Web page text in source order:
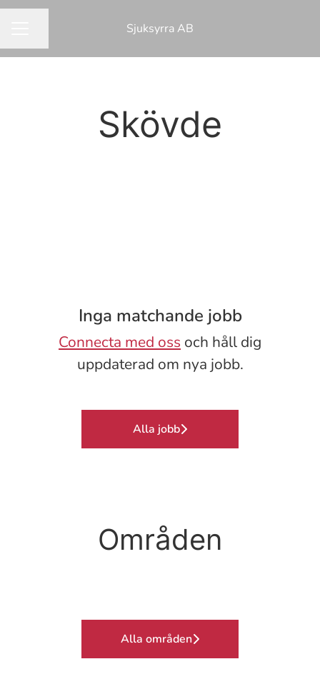
Sjuksyrra AB
Skövde
Inga matchande jobb
Connecta med oss och håll dig
uppdaterad om nya jobb.
Alla jobb
Områden
Alla områden